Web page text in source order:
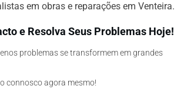
em obras e reparações em Venteira.
e Resolva Seus Problemas Hoje!
problemas se transformem em grandes
connosco agora mesmo!